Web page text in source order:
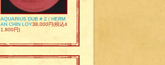
AQUARIUS DUB # 2 / HERM
AN CHIN LOY38,000円(税込4
1,800円)